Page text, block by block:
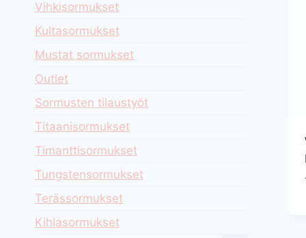
Vihkisormukset
Kultasormukset
Mustat sormukset
Outlet
Sormusten tilaustyöt
Titaanisormukset
Timanttisormukset
Tungstensormukset
Terässormukset
Kihlasormukset